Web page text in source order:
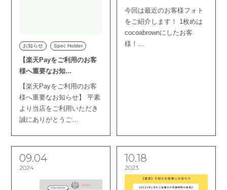
お知らせ Spec Holder
【楽天Payをご利用のお客
様へ重要なお知...
【楽天Payをご利用のお客
様へ重要なお知らせ】 平素
より当店をご利用いただき
誠にありがとうご…
今回は最近のお客様フォト
をご紹介します！ 1枚めは
cocoabrownにしたお客
様！…
09.04
2024
10.18
2023